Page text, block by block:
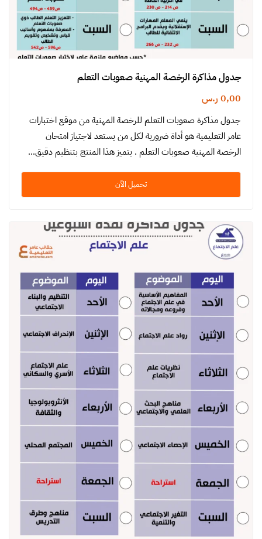
جدول مذاكرة الرخصة المهنية صعوبات التعلم
0,00 ر.س
جدول مذاكرة صعوبات التعلم للرخصة المهنية من موقع اختبارات
عامر التعليمية هو أداة ضرورية لكل من يستعد لاجتياز امتحان
الرخصة المهنية صعوبات التعلم . يتميز هذا المنتج بتنظيم دقيق…
تحميل الآن